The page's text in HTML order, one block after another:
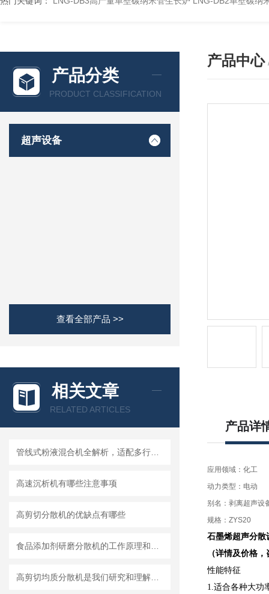
产品分类
PRODUCT CLASSIFICATION
超声设备
查看全部产品 >>
相关文章
RELATED ARTICLES
高速沉析机有哪些注意事项
高剪切分散机的优缺点有哪些
产品中心
产品详
应用领域：化工
动力类型：电动
别名：剥离超声设
规格：ZYS20
石墨烯超声分散
（详情及价格
性能特征
1.适合各种大功